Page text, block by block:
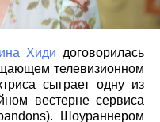
Хиди договорилась
телевизионном
сыграет одну из
вестерне сервиса
Шоураннером